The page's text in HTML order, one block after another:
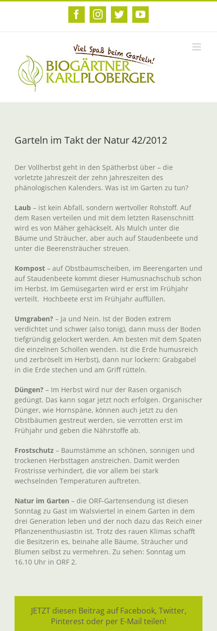
Zum
FacebookInstagram
TwitterYouTube
Garteln im Takt der Natur 42/2012
Der Vollherbst geht in den Spätherbst über – die
vorletzte Jahreszeit der zehn Jahreszeiten des
phänologischen Kalenders. Was ist im Garten zu tun?
Laub – ist kein Abfall, sondern wertvoller Rohstoff. Auf
dem Rasen verteilen und mit dem letzten Rasenschnitt
wird es von Mäher gehäckselt. Als Mulch unter die
Bäume und Sträucher, aber auch auf Staudenbeete und
unter die Beerensträucher streuen.
Kompost – auf Obstbaumscheiben, im Beerengarten und
auf Staudenbeete kommt dieser Humusnachschub schon
im Herbst. Im Gemüsegarten wird er erst im Frühjahr
verteilt. Hochbeete erst im Frühjahr auffüllen.
Umgraben? – Ja und Nein. Ist der Boden extrem
verdichtet und schwer (also tonig), dann muss der Boden
tiefgründig gelockert werden. Am besten mit dem Spaten
die einzelnen Schollen wenden. Ist die Erde humusreich
und zerbröselt im Herbst), dann nur lockern: Grabgabel
in die Erde stechen und am Griff rütteln.
Düngen? – Im Herbst wird nur der Rasen organisch
gedüngt. Das kann sogar jetzt noch erfolgen. Organischer
Dünger, wie Hornspäne, können auch jetzt zu den
Obstbäumen gestreut werden, sie verrotten erst im
Frühjahr und geben die Nährstoffe ab.
Frostschutz – Baumstämme an schönen, sonnigen und
trockenen Herbsttagen anstreichen. Damit werden
Frostrisse verhindert, die vor allem bei stark
wechselnden Temperaturen auftreten.
Natur im Garten – die ORF-Gartensendung ist diesen
Sonntag zu Gast im Walsviertel in einem Garten in dem
drei Generation leben und der noch dazu das Reich einer
Pflanzenenthusiastin ist. Trotz des rauen Klimas schafft
die Besitzerin es, beinahe alle Bäume, Sträucher und
Blumen selbst zu vermehren. Zu sehen: Sonntag um
16.10 Uhr in ORF 2.
JETZT diesen Beitrag auf Facebook, Twitter,
Pinterest oder per E-Mail teilen!